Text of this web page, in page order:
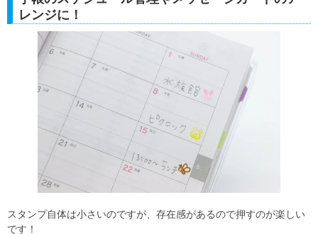
レンジに！
スタンプ自体は小さいのですが、存在感があるので押すのが楽しい
です！